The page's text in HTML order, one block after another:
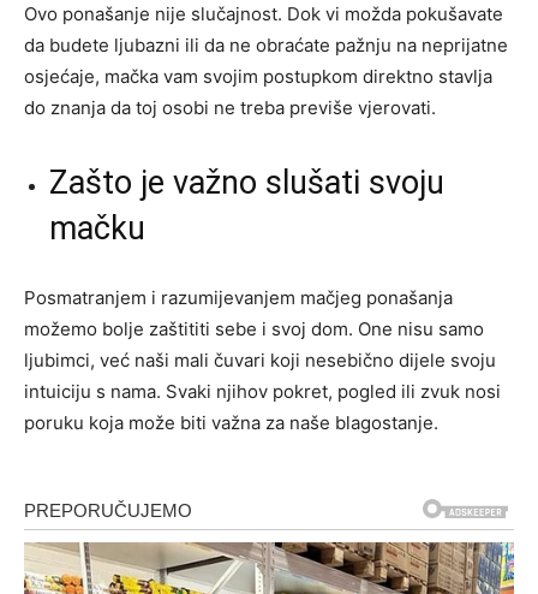
Ovo ponašanje nije slučajnost. Dok vi možda pokušavate
da budete ljubazni ili da ne obraćate pažnju na neprijatne
osjećaje, mačka vam svojim postupkom direktno stavlja
do znanja da toj osobi ne treba previše vjerovati.
Zašto je važno slušati svoju
mačku
Posmatranjem i razumijevanjem mačjeg ponašanja
možemo bolje zaštititi sebe i svoj dom. One nisu samo
ljubimci, već naši mali čuvari koji nesebično dijele svoju
intuiciju s nama. Svaki njihov pokret, pogled ili zvuk nosi
poruku koja može biti važna za naše blagostanje.